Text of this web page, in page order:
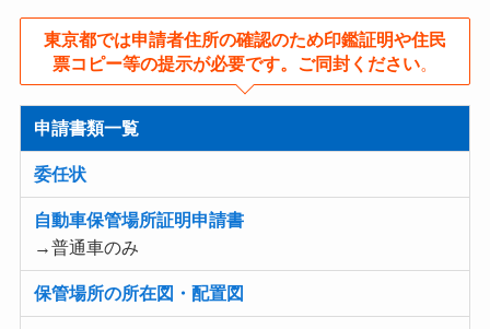
東京都では申請者住所の確認のため印鑑証明や住民
票コピー等の提示が必要です。ご同封ください。
申請書類一覧
委任状
自動車保管場所証明申請書
→普通車のみ
保管場所の所在図・配置図